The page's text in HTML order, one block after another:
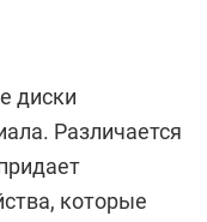
диски
Различается
которые